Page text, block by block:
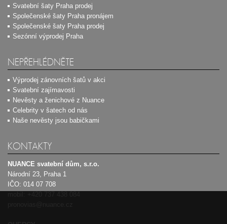
Svatební šaty Praha prodej
Společenské šaty Praha pronájem
Společenské šaty Praha prodej
Sezónní výprodej Praha
NEPŘEHLÉDNĚTE
Výprodej zánovních šatů v akci
Svatební zajímavosti
Nevěsty a ženichové z Nuance
Celebrity v šatech od nás
Naše nevěsty jsou babičkami
KONTAKTY
NUANCE svatební dům, s.r.o.
Národní 23, Praha 1
IČO: 014 07 708